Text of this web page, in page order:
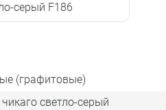
серый F186
(графитовые)
светло-серый